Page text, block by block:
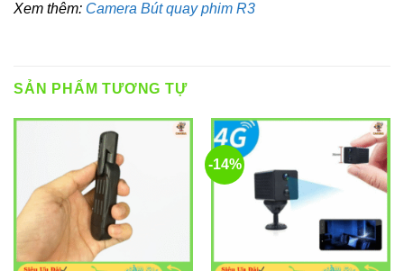
Xem thêm: Camera Bút quay phim R3
SẢN PHẨM TƯƠNG TỰ
-14%